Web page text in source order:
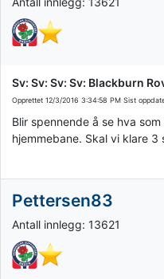
Sv: Sv: Sv: Sv: Blackburn
Opprettet 12/3/2016 3:34:58 PM Sist
Blir spennende å se hva
hjemmebane. Skal vi klare
Pettersen83
Antall innlegg: 13621